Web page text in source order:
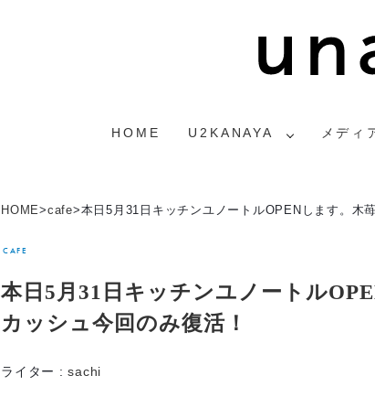
HOME U2KANAYA メディ
HOME>cafe>本日5月31日キッチンユノートルOPENします。木
CAFE
本日5月31日キッチンユノートル
カッシュ今回のみ復活！
ライター :sachi